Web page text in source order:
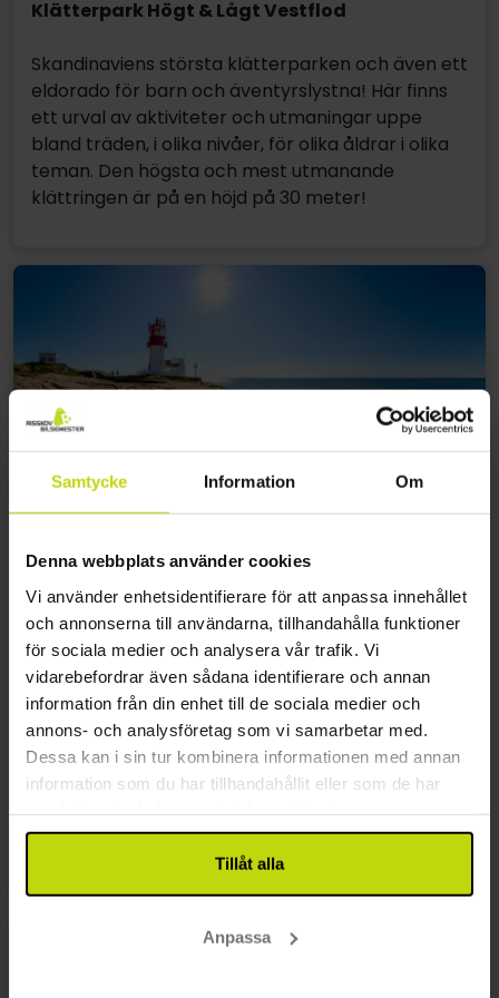
Samtycke Information Om
Denna webbplats använder cookies
Vi använder enhetsidentifierare för att anpassa innehållet
och annonserna till användarna, tillhandahålla funktioner
för sociala medier och analysera vår trafik. Vi
vidarebefordrar även sådana identifierare och annan
information från din enhet till de sociala medier och
annons- och analysföretag som vi samarbetar med.
Dessa kan i sin tur kombinera informationen med annan
information som du har tillhandahållit eller som de har
Tillåt alla
Anpassa
Klätterpark Högt & Lågt Vestflod
Skandinaviens största klätterparken och även ett
eldorado för barn och äventyrslystna! Här finns
ett urval av aktiviteter och utmaningar uppe
bland träden, i olika nivåer, för olika åldrar i olika
teman. Den högsta och mest utmanande
klättringen är på en höjd på 30 meter!
Passa på att ta en lång vandring längs Kuststigen
som börjar vid Fredriksvern Verft mitt i Staverns
centrum. Leden slingrar sig vidare längs
Brunlanekusten till Nevlunghavn och sedan till
Helgeroa innan den slutar vid Ödegården vid
Barkevik. Det är en sträcka på totalt ca 35 km,
men det är naturligtvis upp till var och en hur
långt man väljer att gå. Turen kan enkelt göras
tillsammans barn, då det finns mycket att se på
längs vägen samt möjligheter för att bada på